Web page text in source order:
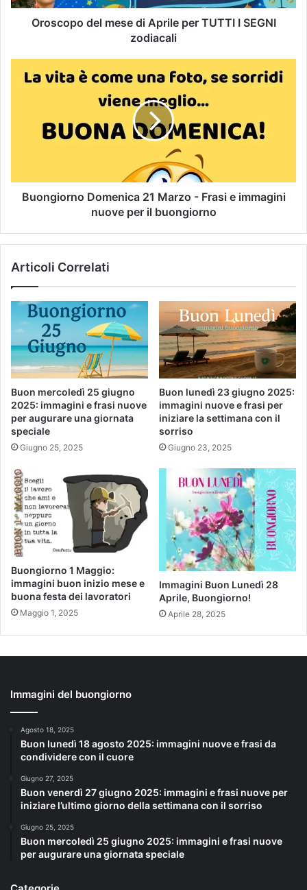
Oroscopo del mese di Aprile per TUTTI I SEGNI
zodiacali
Buongiorno Domenica 21 Marzo - Frasi e immagini
nuove per il buongiorno
Articoli Correlati
Buon mercoledì 25 giugno
2025: immagini e frasi nuove
per augurare una giornata
speciale
Giugno 25, 2025
Buon lunedì 23 giugno 2025:
immagini nuove e frasi per
iniziare la settimana con il
sorriso
Giugno 23, 2025
Buongiorno 1 Maggio:
immagini buon inizio mese e
buona festa dei lavoratori
Maggio 1, 2025
Immagini Buon Lunedì 28
Aprile, Buongiorno!
Aprile 28, 2025
Immagini del buongiorno
Agosto 18, 2025
Buon lunedì 18 agosto 2025: immagini nuove e frasi da
condividere con il cuore
Giugno 27, 2025
Buon venerdì 27 giugno 2025: immagini e frasi nuove per
iniziare l’ultimo giorno della settimana con il sorriso
Giugno 25, 2025
Buon mercoledì 25 giugno 2025: immagini e frasi nuove
per augurare una giornata speciale